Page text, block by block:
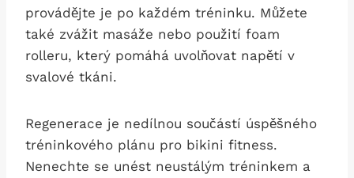
provádějte‌ je‍ po každém tréninku. Můžete
také zvážit masáže nebo použití foam
rolleru,⁣ který pomáhá⁣ uvolňovat napětí v
‍svalové tkáni.
Regenerace je ⁣nedílnou součástí ‌úspěšného
tréninkového plánu ‍pro bikini fitness.
Nenechte se unést neustálým tréninkem a